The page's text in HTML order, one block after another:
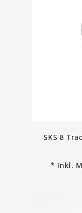
SKS 8
* Inkl.